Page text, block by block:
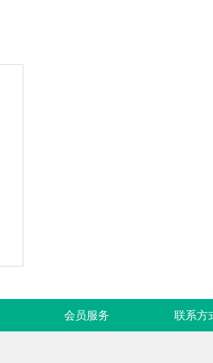
会员服务 联系方